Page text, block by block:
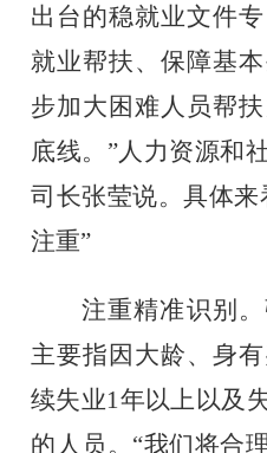
出台的稳就业文件
就业帮扶、保障基
步加大困难人员帮
底线。”人力资源和
司长张莹说。具体
注重”
注重精准识别
主要指因大龄、身
续失业1年以上以及
的人员。“我们将合